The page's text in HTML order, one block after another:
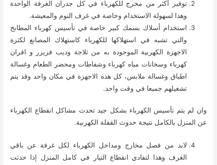
توفير أكثر من مخرج للكهرباء في كل جدران الغرفة الواحدة
وهذا لسهولة الاستخدام وخاصة في غرف النوم والمعيشة.
استخدام أسلاك بسمك كبير خاصة في تأسيس كهرباء المطابخ
والتي تشبه في استهلاكها للكهرباء كاستهلاك المصانع لكثرة
الاجهزة الكهربية الموجودة به من ثلاجة وديب فريزر و افران
كهرباء وسخانات مياه كهرباء وشفاطات ومحضر الطعام وغسالة
اطباق وغسالة ملابس، كل هذه الاجهزة في مكان واحد وقد يتم
تشغيلهم جميعا في وقت واحد.
وان لم يتم تأسيس الكهرباء بشكل جيد تحدث مشاكل انقطاع الكهرباء
عن المنزل بالكامل نتيجة حدوث القفلة الكهربية.
لابد من فصل مخارج ومداخل الكهرباء لكل غرفة عن باقي
الغرف وهذا لتفادي انقطاع التيار في كامل المنزل إذا حدثت